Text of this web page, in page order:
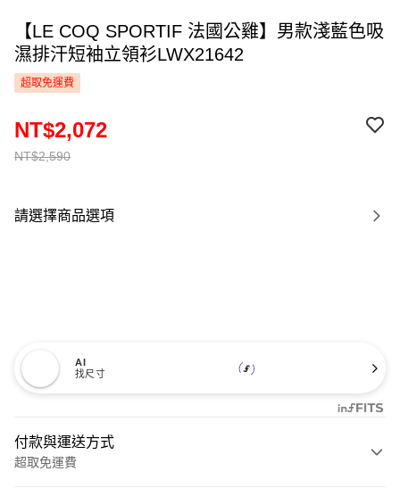
【LE COQ SPORTIF 法國公雞】男款淺藍色吸
濕排汗短袖立領衫LWX21642
超取免運費
NT$2,590
NT$2,072
請選擇商品選項
AI
找尺寸
付款與運送方式
超取免運費